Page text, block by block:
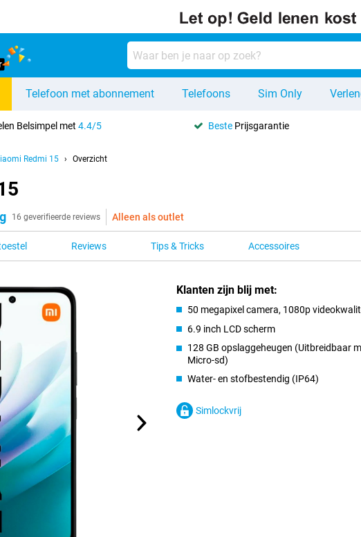
Telefoon met abonnement Telefoons Sim Only
Belsimpel met4.4/5 Beste Prijsgarantie
Redmi 15 Overzicht
16 geverifieerde reviews Alleen als outlet
Reviews Tips & Tricks Accessoires
Klanten zijn blij met:
50 megapixel camera, 1080p
6.9 inch LCD scherm
128 GB opslaggeheugen (Uitbreidbaar
Micro-sd)
Water- en stofbestendig (IP64)
Simlockvrij